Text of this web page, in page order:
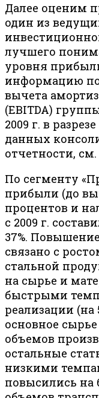
Далее оценим
один из
лучшего
уровня
информацию
вычета
(EBITDA)
2009 г. в
данных
отчетности,
По сегменту
прибыли (до
процентов и
с 2009 г.
37%.
связано с
стальной
на сырье и
быстрыми
реализации (на
основное сырье
объемов
остальные
низкими
повысились на